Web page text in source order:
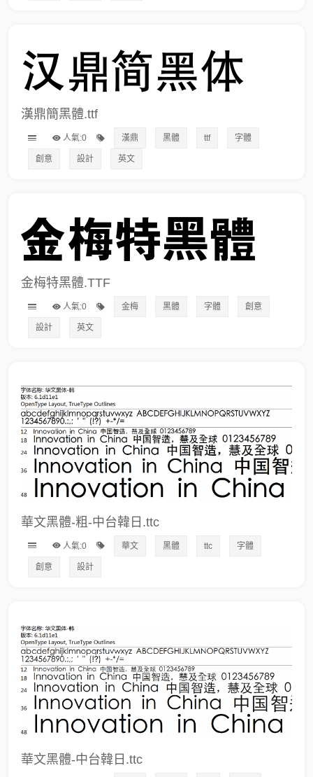
漢鼎簡黑體.ttf
人氣:0 漢鼎 黑體 ttf 字體
創意 設計 英文
金梅特黑體.TTF
人氣:0 金梅 黑體 字體 創意
設計 英文
華文黑體-粗-中台韓日.ttc
人氣:0 華文 黑體 ttc 字體
創意 設計
華文黑體-中台韓日.ttc